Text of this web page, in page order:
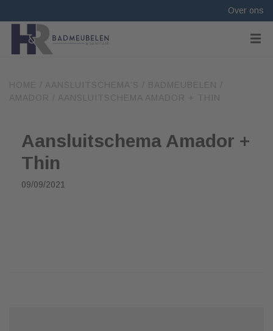
Over ons
HOME AANSLUITSCHEMA'S BADMEUBELEN
AMADOR
AANSLUITSCHEMA AMADOR + THIN
Aansluitschema Amador +
Thin
09/09/2021